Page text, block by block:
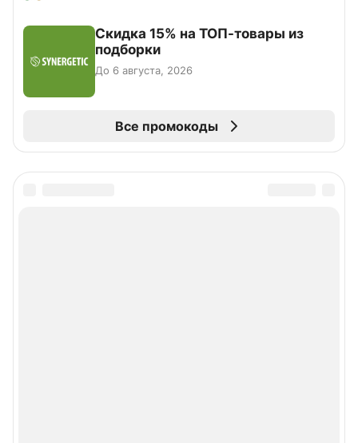
Скидка 15% на ТОП-товары из
подборки
До 6 августа, 2026
Все промокоды